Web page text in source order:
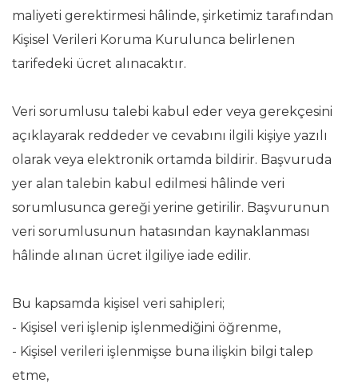
maliyeti gerektirmesi hâlinde, şirketimiz tarafından
Kişisel Verileri Koruma Kurulunca belirlenen
tarifedeki ücret alınacaktır.
Veri sorumlusu talebi kabul eder veya gerekçesini
açıklayarak reddeder ve cevabını ilgili kişiye yazılı
olarak veya elektronik ortamda bildirir. Başvuruda
yer alan talebin kabul edilmesi hâlinde veri
sorumlusunca gereği yerine getirilir. Başvurunun
veri sorumlusunun hatasından kaynaklanması
hâlinde alınan ücret ilgiliye iade edilir.
Bu kapsamda kişisel veri sahipleri;
- Kişisel veri işlenip işlenmediğini öğrenme,
- Kişisel verileri işlenmişse buna ilişkin bilgi talep
etme,